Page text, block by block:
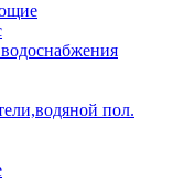
пол.